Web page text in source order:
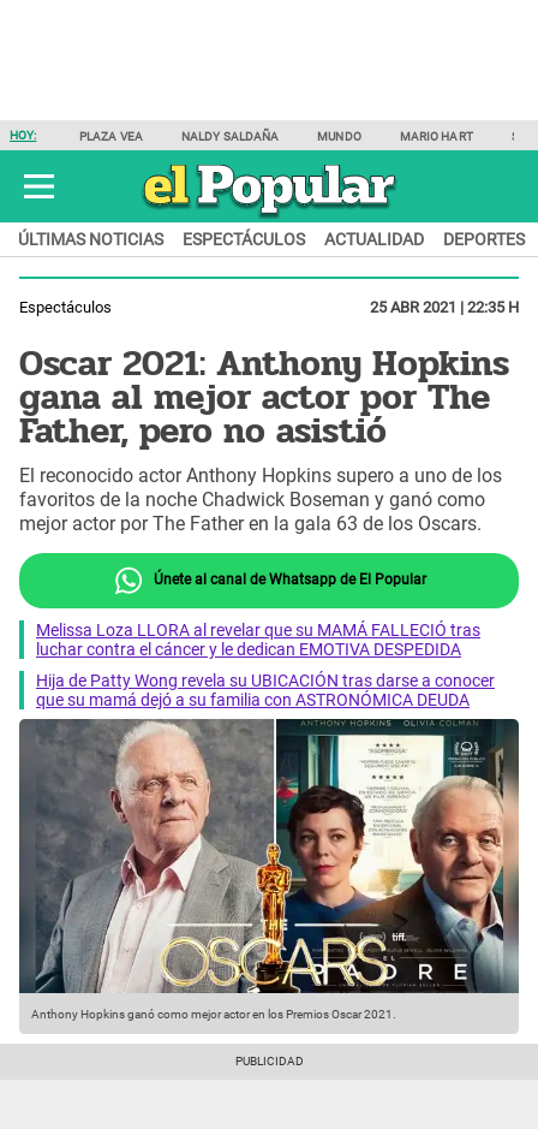
HOY: PLAZA VEA NALDY SALDAÑA MUNDO MARIO HART
ÚLTIMAS NOTICIAS ESPECTÁCULOS ACTUALIDAD DEPORTES
Espectáculos 25 ABR 2021 | 22:35 H
Oscar 2021: Anthony Hopkins
gana al mejor actor por The
Father, pero no asistió
El reconocido actor Anthony Hopkins supero a uno de los
favoritos de la noche Chadwick Boseman y ganó como
mejor actor por The Father en la gala 63 de los Oscars.
Únete al canal de Whatsapp de El Popular
Melissa Loza LLORA al revelar que su MAMÁ FALLECIÓ tras
luchar contra el cáncer y le dedican EMOTIVA DESPEDIDA
Hija de Patty Wong revela su UBICACIÓN tras darse a conocer
que su mamá dejó a su familia con ASTRONÓMICA DEUDA
Anthony Hopkins ganó como mejor actor en los Premios Oscar 2021.